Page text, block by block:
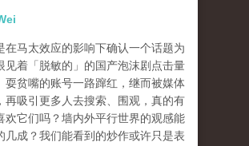
在马太效应的影响下确认一个话题为
见着「脱敏的」的国产泡沫剧点击量
耍贫嘴的账号一路蹿红，继而被媒体
再吸引更多人去搜索、围观，真的有
欢它们吗？墙内外平行世界的观感能
几成？我们能看到的炒作或许只是表